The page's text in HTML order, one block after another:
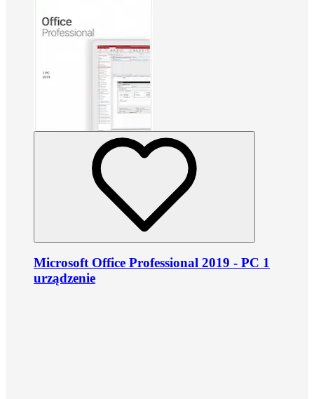
Microsoft Office Professional 2019 - PC 1
urządzenie